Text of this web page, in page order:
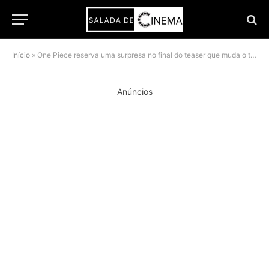
Início » One Piece reserva uma surpresa no final do teaser que muda o tom do remake
Anúncios